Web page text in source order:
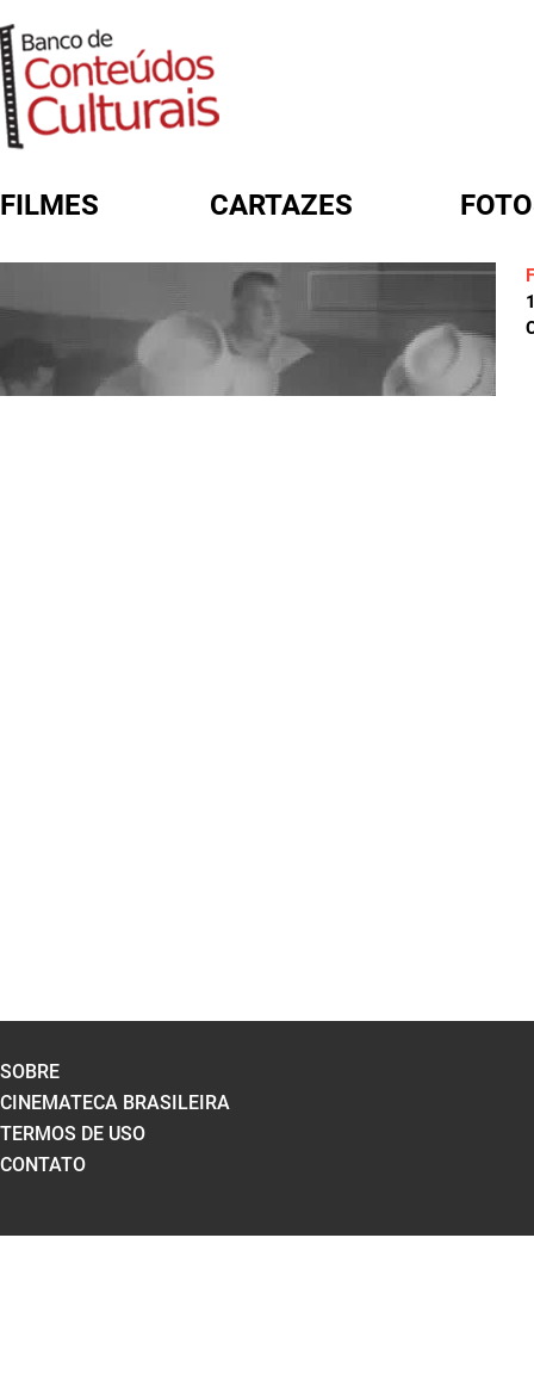
FILMES CARTAZES
FORMULÁRIO DE BUSCA
SOBRE
CINEMATECA BRASILEIRA
TERMOS DE USO
CONTATO